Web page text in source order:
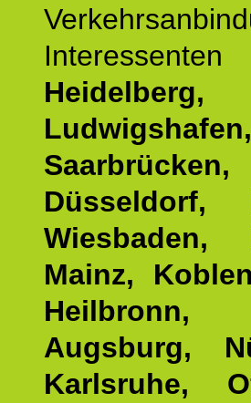
Düsseldorf,
Wiesbaden,
Mainz,
Augsburg,
Karlsruhe,